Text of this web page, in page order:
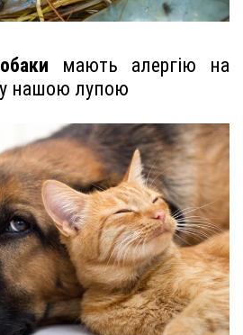
мають алергію на
нашою лупою